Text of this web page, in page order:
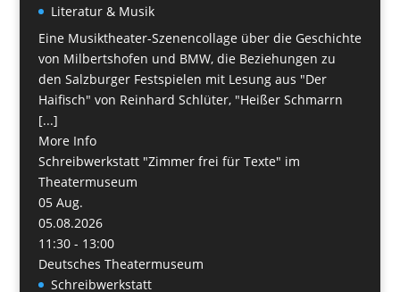
Literatur & Musik
Eine Musiktheater-Szenencollage über die Geschichte
von Milbertshofen und BMW, die Beziehungen zu
den Salzburger Festspielen mit Lesung aus "Der
Haifisch" von Reinhard Schlüter, "Heißer Schmarrn
[...]
More Info
Schreibwerkstatt "Zimmer frei für Texte" im
Theatermuseum
05 Aug.
05.08.2026
11:30 - 13:00
Deutsches Theatermuseum
Schreibwerkstatt